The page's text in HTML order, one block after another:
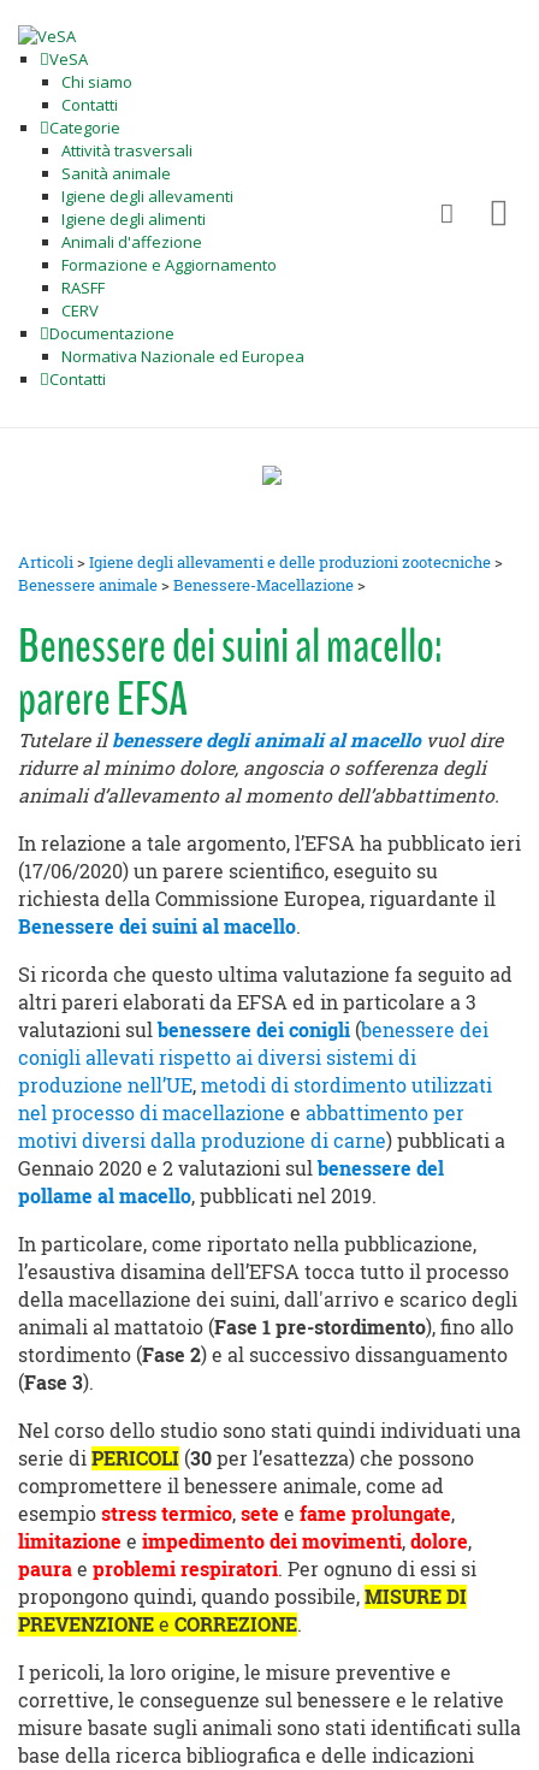
VeSA
Chi siamo
Contatti
Categorie
Attività trasversali
Sanità animale
Igiene degli allevamenti
Igiene degli alimenti
Animali d'affezione
Formazione e Aggiornamento
RASFF
CERV
Documentazione
Normativa Nazionale ed Europea
Contatti
Articoli>Igiene degli allevamenti e delle produzioni zootecniche>
Benessere animale>Benessere-Macellazione>
Benessere dei suini al macello:
parere EFSA
Tutelare il benessere degli animali al macellovuol dire
ridurre al minimo dolore, angoscia o sofferenza degli
animali d’allevamento al momento dell’abbattimento.
In relazione a tale argomento, l’EFSA ha pubblicato ieri
(17/06/2020) un parere scientifico, eseguito su
richiesta della Commissione Europea, riguardante il
Benessere dei suini al macello.
Si ricorda che questo ultima valutazione fa seguito ad
altri pareri elaborati da EFSA ed in particolare a 3
valutazioni sulbenessere dei conigli (benessere dei
conigli allevati rispetto ai diversi sistemi di
produzione nell’UE, metodi di stordimento utilizzati
nel processo di macellazione e abbattimento per
motivi diversi dalla produzione di carne) pubblicati a
Gennaio 2020 e 2 valutazioni sulbenessere del
pollame al macello, pubblicati nel 2019.
In particolare, come riportato nella pubblicazione,
l’esaustiva disamina dell’EFSA tocca tutto il processo
della macellazione dei suini, dall'arrivo e scarico degli
animali al mattatoio (Fase 1 pre-stordimento), fino allo
stordimento (Fase 2) e al successivo dissanguamento
(Fase 3).
Nel corso dello studio sono stati quindi individuati una
serie di PERICOLI (30 per l’esattezza) che possono
compromettere il benessere animale, come ad
esempio stress termico, sete e fame prolungate,
limitazione e impedimento dei movimenti, dolore,
paura e problemi respiratori. Per ognuno di essi si
propongono quindi, quando possibile, MISURE DI
PREVENZIONE e CORREZIONE.
I pericoli, la loro origine, le misure preventive e
correttive, le conseguenze sul benessere e le relative
misure basate sugli animali sono stati identificati sulla
base della ricerca bibliografica e delle indicazioni